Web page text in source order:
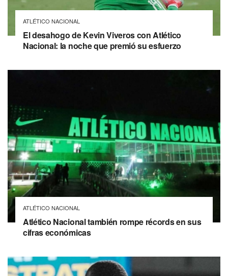
ATLÉTICO NACIONAL
El desahogo de Kevin Viveros con Atlético
Nacional: la noche que premió su esfuerzo
ATLÉTICO NACIONAL
Atlético Nacional también rompe récords en sus
cifras económicas